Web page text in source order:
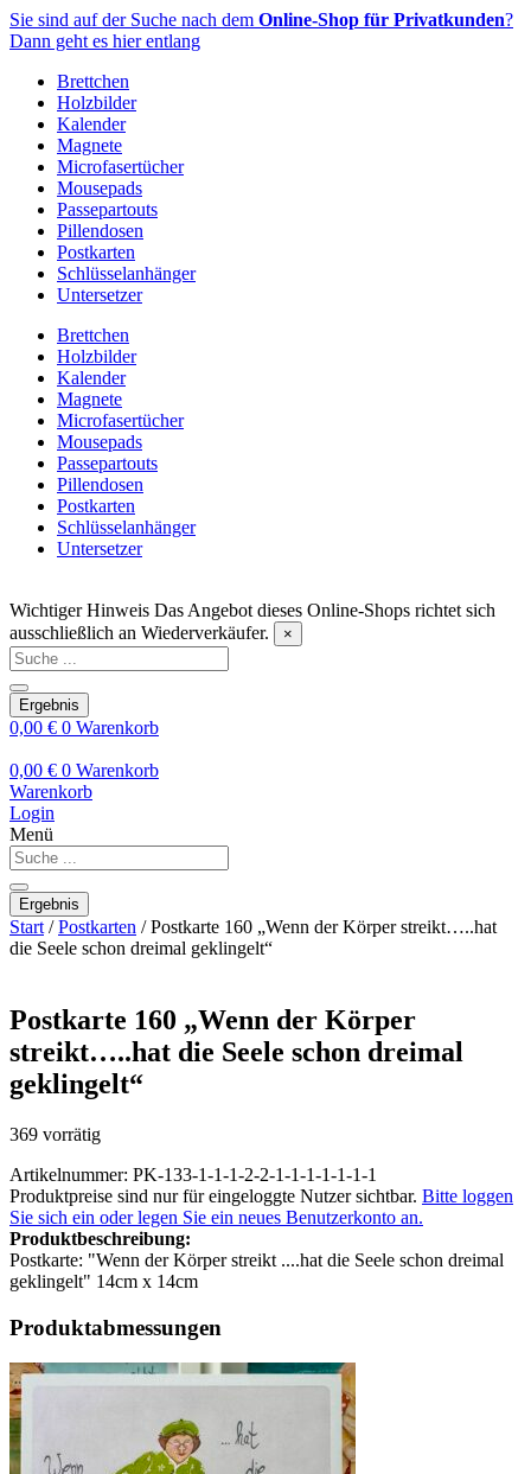
Zum
Inhalt
Sie sind auf der Suche nach dem Online-Shop für Privatkunden?
Dann geht es hier entlang
Brettchen
Holzbilder
Kalender
Magnete
Microfasertücher
Mousepads
Passepartouts
Pillendosen
Postkarten
Schlüsselanhänger
Untersetzer
Brettchen
Holzbilder
Kalender
Magnete
Microfasertücher
Mousepads
Passepartouts
Pillendosen
Postkarten
Schlüsselanhänger
Untersetzer
Wichtiger Hinweis Das Angebot dieses Online-Shops richtet sich
ausschließlich an Wiederverkäufer.
×
Search
...
Ergebnis
0,00 € 0 Warenkorb
0,00 € 0 Warenkorb
Warenkorb
Login
Menü
Search
...
Ergebnis
Start /Postkarten / Postkarte 160 „Wenn der Körper streikt…..hat
die Seele schon dreimal geklingelt“
Postkarte 160 „Wenn der Körper
streikt…..hat die Seele schon dreimal
geklingelt“
369 vorrätig
Artikelnummer: PK-133-1-1-1-2-2-1-1-1-1-1-1-1
Produktpreise sind nur für eingeloggte Nutzer sichtbar. Bitte loggen
Sie sich ein oder legen Sie ein neues Benutzerkonto an.
Produktbeschreibung:
Postkarte: "Wenn der Körper streikt ....hat die Seele schon dreimal
geklingelt" 14cm x 14cm
Produktabmessungen